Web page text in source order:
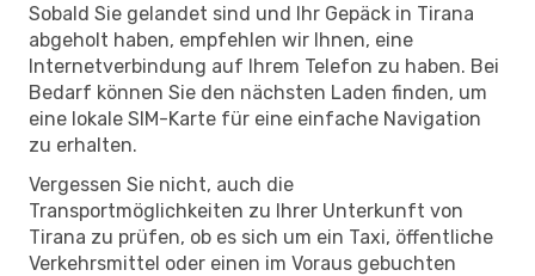
Sobald Sie gelandet sind und Ihr Gepäck in Tirana
abgeholt haben, empfehlen wir Ihnen, eine
Internetverbindung auf Ihrem Telefon zu haben. Bei
Bedarf können Sie den nächsten Laden finden, um
eine lokale SIM-Karte für eine einfache Navigation
zu erhalten.
Vergessen Sie nicht, auch die
Transportmöglichkeiten zu Ihrer Unterkunft von
Tirana zu prüfen, ob es sich um ein Taxi, öffentliche
Verkehrsmittel oder einen im Voraus gebuchten